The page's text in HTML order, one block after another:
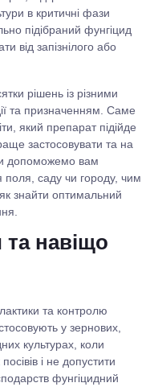
в критичні фази
підібраний фунгіцид
від запізнілого або
рішень із різними
та призначенням. Саме
який препарат підійде
застосовувати та на
допоможемо вам
поля, саду чи городу, чим
як знайти оптимальний
навіщо
та контролю
у зернових,
культурах, коли
і не допустити
фунгіцидний